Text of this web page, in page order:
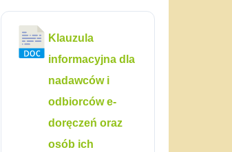
Klauzula
informacyjna dla
nadawców i
odbiorców e-
doręczeń oraz
osób ich